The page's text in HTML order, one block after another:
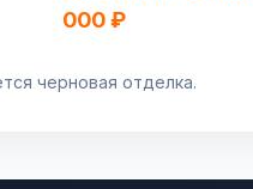
000 ₽
черновая отделка.